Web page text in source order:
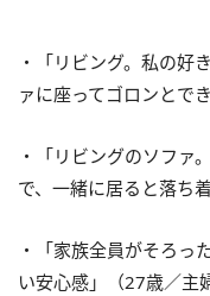
・「リビング。私の好
ァに座ってゴロンとで
・「リビングのソファ
で、一緒に居ると落ち
・「家族全員がそろっ
い安心感」（27歳／主